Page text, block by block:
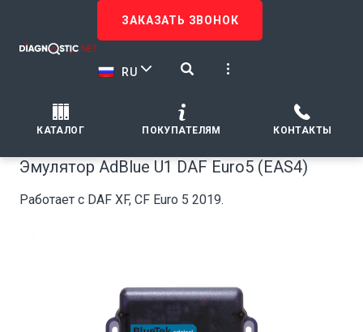
ЗАКАЗАТЬ ЗВОНОК
RU
КАТАЛОГ ПОКУПАТЕЛЯМ КОНТАКТЫ
Эмулятор AdBlue U1 DAF Euro5 (EAS4)
Работает с DAF XF, CF Euro 5 2019.